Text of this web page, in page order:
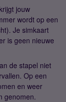
jouw
wordt op een
Je simkaart
is geen nieuwe
de stapel niet
Op een
en weer
genomen.